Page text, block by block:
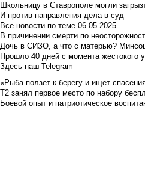
Школьницу в Ставрополе могли
И против направления дела в суд
Все новости по теме 06.05.2025
В причинении смерти по
Дочь в СИЗО, а что с матерью?
Прошло 40 дней с момента жестокого
Здесь наш Telegram
«Рыба ползет к берегу и ищет
Т2 занял первое место по набору
Боевой опыт и патриотическое